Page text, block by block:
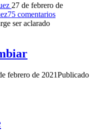
27 de febrero de
75 comentarios
ser aclarado
febrero de 2021Publicado